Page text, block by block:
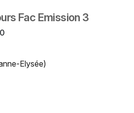
Fac Emission 3
Elysée)